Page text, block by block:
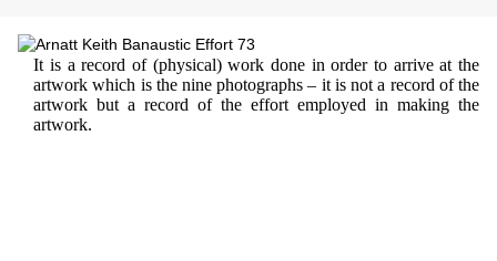
It is a record of (physical) work done in order to arrive at the
artwork which is the nine photographs – it is not a record of the
artwork but a record of the effort employed in making the
artwork.